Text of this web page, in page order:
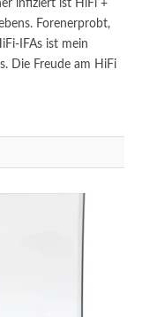
infiziert ist HiFi +
Forenerprobt,
IFAs ist mein
Die Freude am HiFi